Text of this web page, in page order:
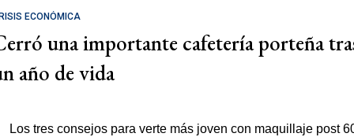
ECONÓMICA
una importante cafetería porteña
año de vida